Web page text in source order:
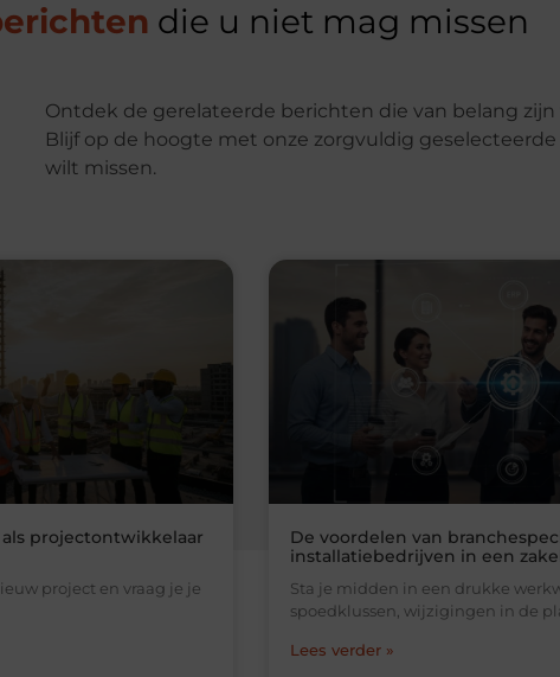
die u niet mag missen
Ontdek de gerelateerde berichten die van belang zijn
Blijf op de hoogte met onze zorgvuldig
wilt missen.
projectontwikkelaar
project en vraag je je
De voordelen van
installatiebedrijven in een
Sta je midden in een drukke
spoedklussen, wijzigingen in de
Lees verder »